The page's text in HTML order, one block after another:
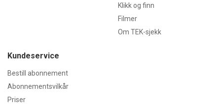
Klikk og finn
Filmer
Om TEK-sjekk
Kundeservice
Bestill abonnement
Abonnementsvilkår
Priser